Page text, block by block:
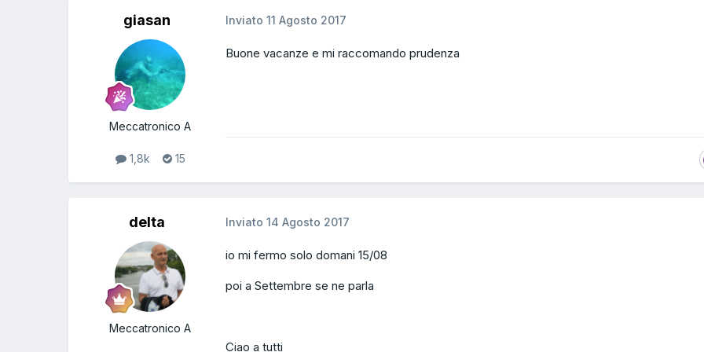
giasan
Meccatronico A
1,8k 15
Inviato 11 Agosto 2017
Buone vacanze e mi raccomando prudenza
delta
Meccatronico A
Inviato 14 Agosto 2017
io mi fermo solo domani 15/08
poi a Settembre se ne parla
Ciao a tutti